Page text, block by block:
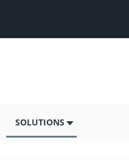
SOLUTIONS